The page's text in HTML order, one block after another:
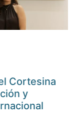
Cortesina
y